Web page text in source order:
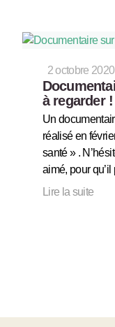
2 octobre 2020
à regarder !
Un
réalisé en
santé » .
aimé, pour
Lire la suite